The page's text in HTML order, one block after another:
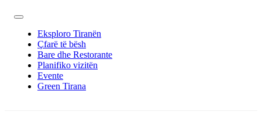
Eksploro Tiranën
Çfarë të bësh
Bare dhe Restorante
Planifiko vizitën
Evente
Green Tirana